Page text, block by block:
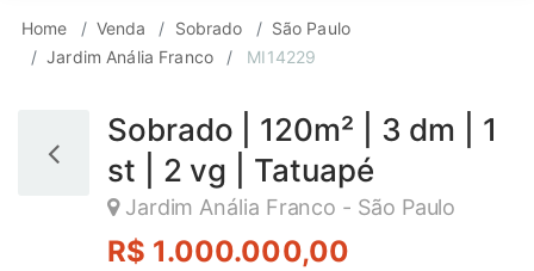
Sobrado para
Home Venda Sobrado
São Paulo
Jardim Anália Franco
MI14229
Sobrado | 120m² | 3 dm | 1
st | 2 vg | Tatuapé
Jardim Anália Franco - São Paulo
R$ 1.000.000,00